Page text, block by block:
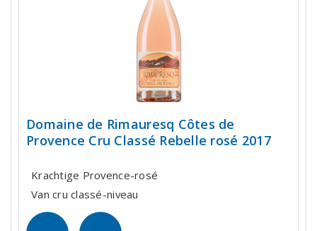
Domaine de Rimauresq Côtes de
Provence Cru Classé Rebelle rosé 2017
Krachtige Provence-rosé
Van cru classé-niveau